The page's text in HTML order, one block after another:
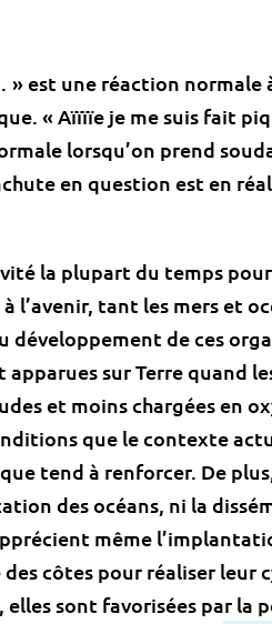
est une réaction normale
« Aïïïïe je me suis fait
lorsqu’on prend
en question est en
la plupart du temps
l’avenir, tant les mers et
développement de ces
sur Terre quand
et moins chargées en
que le contexte
tend à renforcer. De
des océans, ni la
même
côtes pour réaliser leur
sont favorisées par la